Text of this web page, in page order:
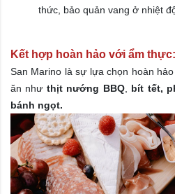
thức, bảo quản vang ở nhiệt
Kết hợp hoàn hảo với ẩm thực:
San Marino là sự lựa chọn hoàn
ăn như thịt nướng BBQ, bít tết,
bánh ngọt.